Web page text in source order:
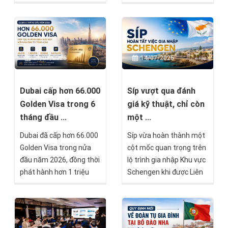
Malta Permanent
Residence Programme
(MPRP). Đây là cột mốc
quan trọng, đánh dấu
quá trình thẩm định (Due
Diligence) và chỉ còn một
số bước cuối trước khi
vĩnh viễn Malta.
tư tại thị trường châu Âu
dành cho các nhà đầu tư
đang tìm kiếm cơ hội đa
dạng hóa tài sản quốc tế.
21/07/2026
Dubai cấp hơn 66.000
Golden Visa trong 6
tháng đầu ...
Dubai đã cấp hơn 66.000
Golden Visa trong nửa
đầu năm 2026, đồng thời
phát hành hơn 1 triệu
xử lý hơn 7 triệu giao dịch
liên quan đến nhập cảnh,
cư trú. Những con số này
14/07/2026
Síp vượt qua đánh
giá kỹ thuật, chỉ còn
một ...
Síp vừa hoàn thành một
cột mốc quan trọng trên
lộ trình gia nhập Khu vực
Schengen khi được Liên
giá đáp ứng đầy đủ các
yêu cầu kỹ thuật. Đây là
tin vui không chỉ với chính